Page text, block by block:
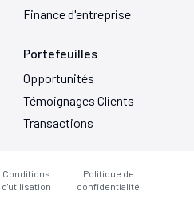
Finance d'entreprise
Portefeuilles
Opportunités
Témoignages Clients
Transactions
Conditions
d'utilisation
Politique de
confidentialité